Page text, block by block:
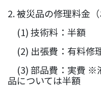
2. 被災品の修理料金（
(1) 技術料：半額
(2) 出張費： 有料修
(3) 部品費 ： 実費 ※
品については半額